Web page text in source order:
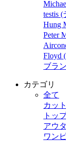
testis
Hung
Peter
Floyd
ブラ
カテゴリ
全て
カッ
トッ
アウ
ワン